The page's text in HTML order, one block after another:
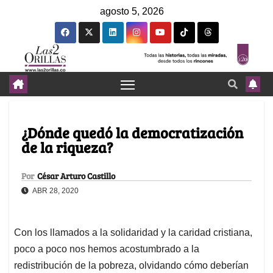
agosto 5, 2026
¿Dónde quedó la democratización
de la riqueza?
Por César Arturo Castillo
ABR 28, 2020
Con los llamados a la solidaridad y la caridad cristiana,
poco a poco nos hemos acostumbrado a la
redistribución de la pobreza, olvidando cómo deberían